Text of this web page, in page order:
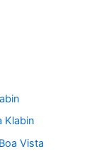
Klabin
Vista